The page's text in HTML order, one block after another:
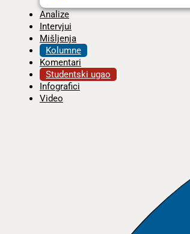
Analize
Intervjui
Mišljenja
Kolumne
Komentari
Studentski ugao
Infografici
Video